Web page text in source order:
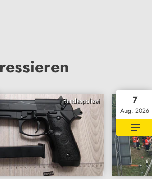
Bundespolizei 7
Aug. 2026